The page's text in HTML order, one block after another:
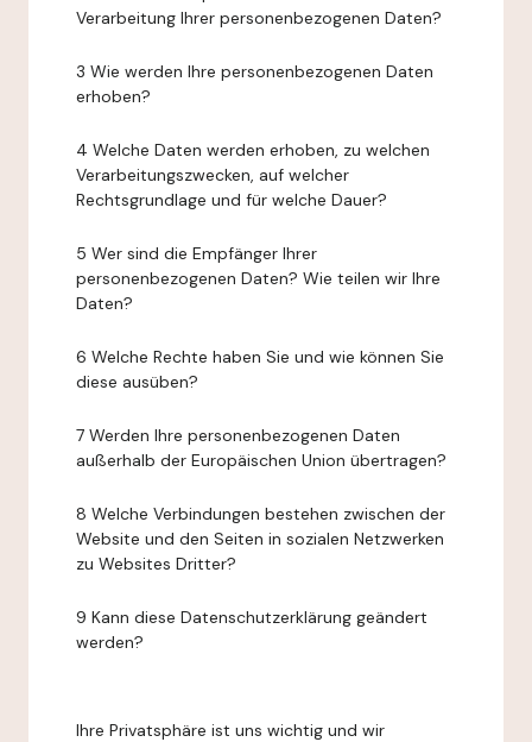
Verarbeitung Ihrer personenbezogenen Daten?
3 Wie werden Ihre personenbezogenen Daten
erhoben?
4 Welche Daten werden erhoben, zu welchen
Verarbeitungszwecken, auf welcher
Rechtsgrundlage und für welche Dauer?
5 Wer sind die Empfänger Ihrer
personenbezogenen Daten? Wie teilen wir Ihre
Daten?
6 Welche Rechte haben Sie und wie können Sie
diese ausüben?
7 Werden Ihre personenbezogenen Daten
außerhalb der Europäischen Union übertragen?
8 Welche Verbindungen bestehen zwischen der
Website und den Seiten in sozialen Netzwerken
zu Websites Dritter?
9 Kann diese Datenschutzerklärung geändert
werden?
Ihre Privatsphäre ist uns wichtig und wir